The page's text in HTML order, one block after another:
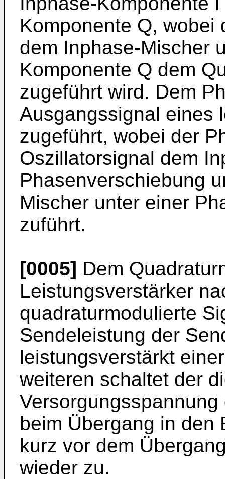
Komponente Q, wobei
dem Inphase-Mischer
Komponente Q dem
zugeführt wird. Dem
Ausgangssignal eines
zugeführt, wobei der
Oszillatorsignal dem
Phasenverschiebung
Mischer unter einer
zuführt.
[0005] Dem
Leistungsverstärker
quadraturmodulierte
Sendeleistung der
leistungsverstärkt
weiteren schaltet der
beim Übergang in den
kurz vor dem
wieder zu.